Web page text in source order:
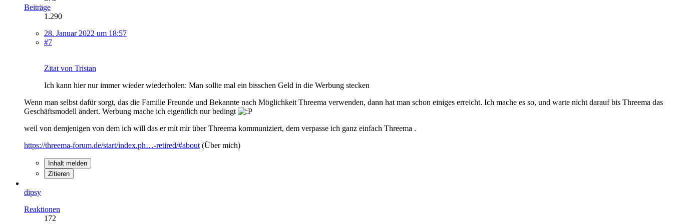
Beiträge
1.290
28. Januar 2022 um 18:57
#7
Zitat von Tristan
Ich kann hier nur immer wieder wiederholen: Man sollte mal ein bisschen Geld in die Werbung stecken
Wenn man selbst dafür sorgt, das die Familie Freunde und Bekannte nach Möglichkeit Threema verwenden, dann hat man schon einiges erreicht. Ich mache es so, und warte nicht darauf bis Threema das
Geschäftsmodell ändert. Werbung mache ich eigentlich nur bedingt
weil von demjenigen von dem ich will das er mit mir über Threema kommuniziert, dem verpasse ich ganz einfach Threema .
https://threema-forum.de/start/index.ph…-retired/#about (Über mich)
Inhalt melden
Zitieren
dipsy
Reaktionen
172